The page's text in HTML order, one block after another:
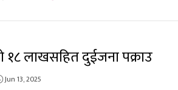
लाखसहित दुईजना पक्राउ
Jun 13, 2025